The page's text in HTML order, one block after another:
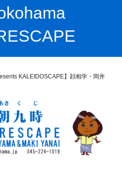
KALEIDOSCAPE】顔相学・岡井